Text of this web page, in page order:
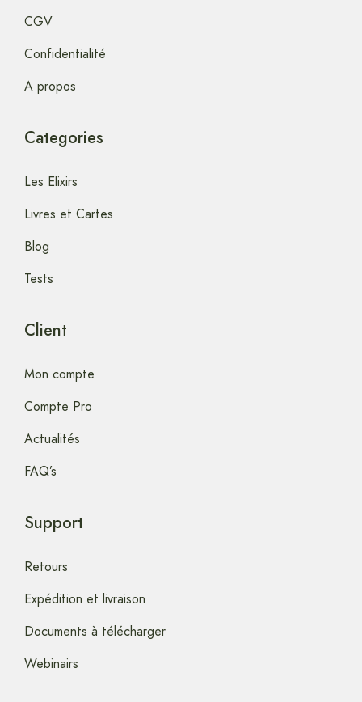
CGV
Confidentialité
A propos
Categories
Les Elixirs
Livres et Cartes
Blog
Tests
Client
Mon compte
Compte Pro
Actualités
FAQ’s
Support
Retours
Expédition et livraison
Documents à télécharger
Webinairs